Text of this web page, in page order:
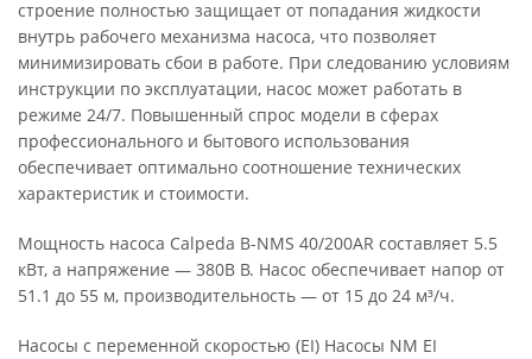
строение полностью защищает от попадания жидкости
внутрь рабочего механизма насоса, что позволяет
минимизировать сбои в работе. При следованию условиям
инструкции по эксплуатации, насос может работать в
режиме 24/7. Повышенный спрос модели в сферах
профессионального и бытового использования
обеспечивает оптимально соотношение технических
характеристик и стоимости.
Мощность насоса Calpeda B-NMS 40/200AR составляет 5.5
кВт, а напряжение — 380В В. Насос обеспечивает напор от
51.1 до 55 м, производительность — от 15 до 24 м³/ч.
Насосы с переменной скоростью (EI) Насосы NM EI